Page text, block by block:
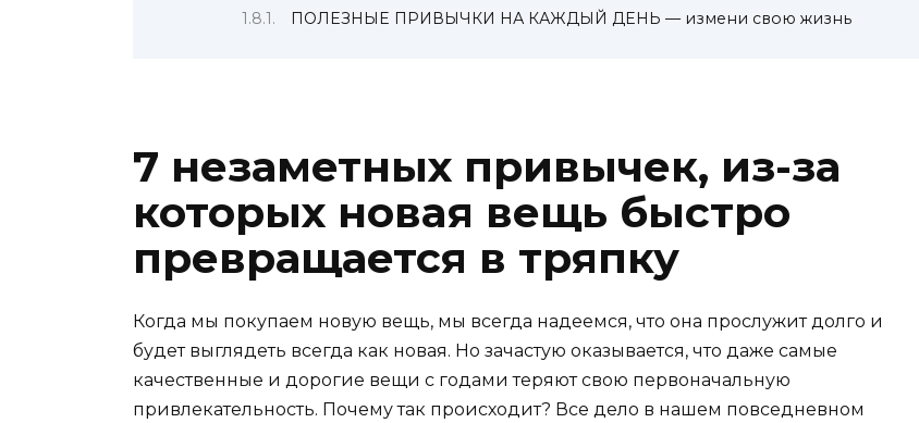
ПОЛЕЗНЫЕ ПРИВЫЧКИ НА КАЖДЫЙ ДЕНЬ — измени свою жизнь
7 незаметных привычек, из-за
которых новая вещь быстро
превращается в тряпку
Когда мы покупаем новую вещь, мы всегда надеемся, что она прослужит долго и
будет выглядеть всегда как новая. Но зачастую оказывается, что даже самые
качественные и дорогие вещи с годами теряют свою первоначальную
привлекательность. Почему так происходит? Все дело в нашем повседневном